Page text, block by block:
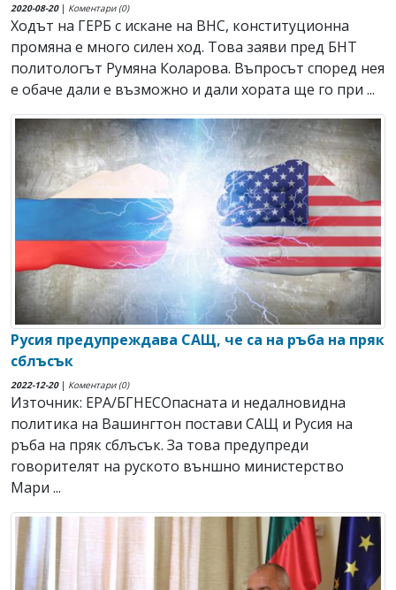
2020-08-20| Коментари (0)
Ходът на ГЕРБ с искане на ВНС, конституционна
промяна е много силен ход. Това заяви пред БНТ
политологът Румяна Коларова. Въпросът според нея
е обаче дали е възможно и дали хората ще го при ...
Русия предупреждава САЩ, че са на ръба на пряк
сблъсък
2022-12-20| Коментари (0)
Източник: EPA/БГНЕСОпасната и недалновидна
политика на Вашингтон постави САЩ и Русия на
ръба на пряк сблъсък. За това предупреди
говорителят на руското външно министерство
Мари ...